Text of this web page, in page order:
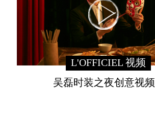
L'OFFICIEL 视频
吴磊时装之夜创意视频